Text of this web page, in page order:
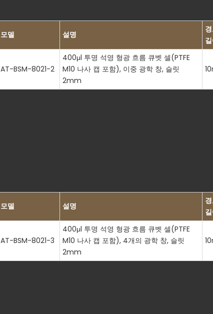
모델 설명
AT-BSM-8021-2
400μl 투명 석영 형광 흐름 큐벳 셀(PTFE
M10 나사 캡 포함), 이중 광학 창, 슬릿
2mm
모델 설명
AT-BSM-8021-3
400μl 투명 석영 형광 흐름 큐벳 셀(PTFE
M10 나사 캡 포함), 4개의 광학 창, 슬릿
2mm